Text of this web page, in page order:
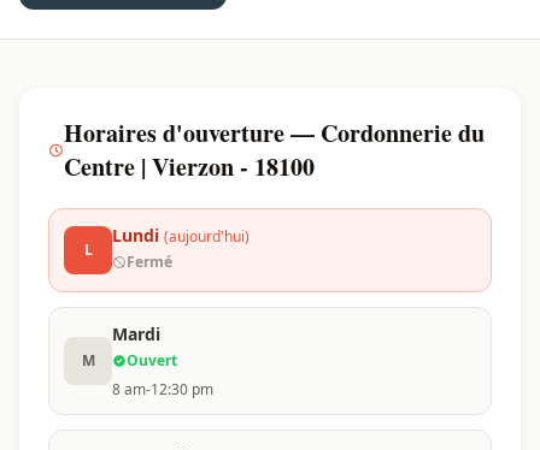
Horaires d'ouverture — Cordonnerie du
Centre | Vierzon - 18100
L
Lundi (aujourd'hui)
Fermé
M
Mardi
Ouvert
8 am-12:30 pm